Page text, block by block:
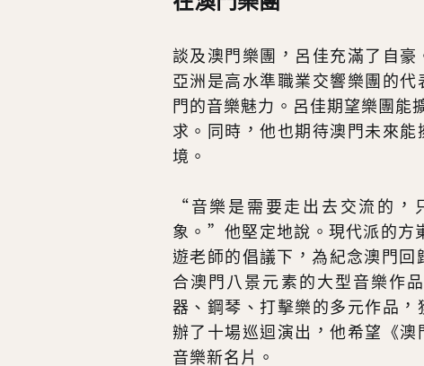
談及澳門樂團，呂佳充滿了自
亞洲是高水準職業交響樂團的
門的音樂魅力。呂佳期望樂團能
求。同時，他也期待澳門未來
境。
“音樂是需要走出去交流的，
象。”他堅定地說。現代派的方
遊老師的倡議下，為紀念澳門
合澳門八景元素的大型音樂作
器、鋼琴、打擊樂的多元作品
辦了十場巡迴演出，他希望《
音樂新名片。